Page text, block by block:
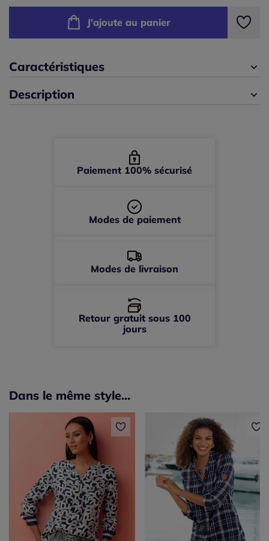
46 -En stock
48 - En stock
J'ajoute au panier
Caractéristiques
Description
Paiement 100% sécurisé
Modes de paiement
Modes de livraison
Retour gratuit sous 100
jours
Dans le même style...